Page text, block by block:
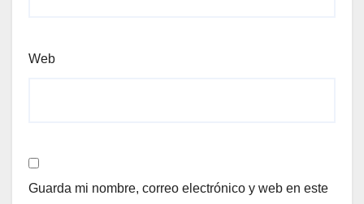
Web
Guarda mi nombre, correo electrónico y web en este